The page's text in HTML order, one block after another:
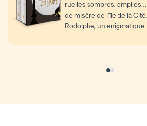
ruelles sombres, emplies
de misère de l’île de la Cité,
Rodolphe, un énigmatique